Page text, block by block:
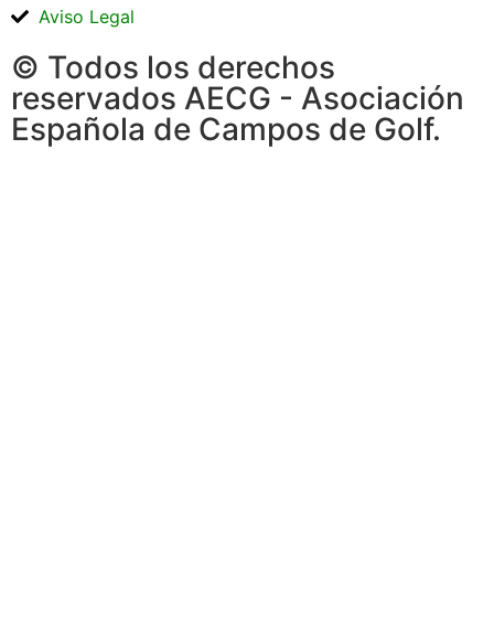
© Todos los derechos
reservados AECG - Asociación
Española de Campos de Golf.
Aviso Legal